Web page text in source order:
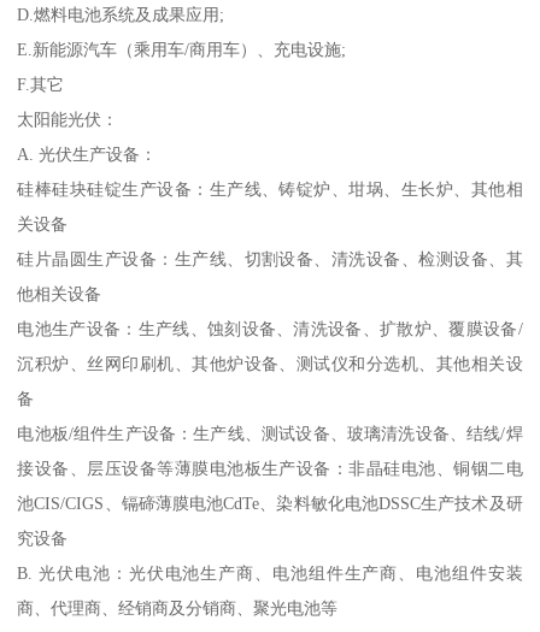
D.燃料电池系统及成果应用;
E.新能源汽车（乘用车/商用车）、充电设施;
F.其它
太阳能光伏：
A. 光伏生产设备：
硅棒硅块硅锭生产设备：生产线、铸锭炉、坩埚、生长炉、其他相
关设备
硅片晶圆生产设备：生产线、切割设备、清洗设备、检测设备、其
他相关设备
电池生产设备：生产线、蚀刻设备、清洗设备、扩散炉、覆膜设备/
沉积炉、丝网印刷机、其他炉设备、测试仪和分选机、其他相关设
备
电池板/组件生产设备：生产线、测试设备、玻璃清洗设备、结线/焊
接设备、层压设备等薄膜电池板生产设备：非晶硅电池、铜铟二电
池CIS/CIGS、镉碲薄膜电池CdTe、染料敏化电池DSSC生产技术及研
究设备
B. 光伏电池：光伏电池生产商、电池组件生产商、电池组件安装
商、代理商、经销商及分销商、聚光电池等